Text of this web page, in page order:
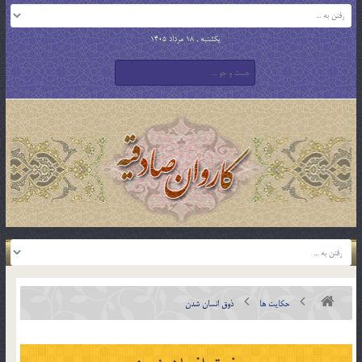
یکشنبه , 18 مرداد 1405
حکایت ها ذوق انسان شدن